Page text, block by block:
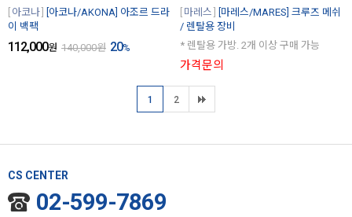
아코나
[아코나/AKONA] 아조르 드라
이 백팩
112,000원 140,000원 20%
마레스
[마레스/MARES] 크루즈 메쉬
/ 렌탈용 장비
* 렌탈용 가방. 2개 이상 구매 가능
가격문의
1 2
CS CENTER
02-599-7869